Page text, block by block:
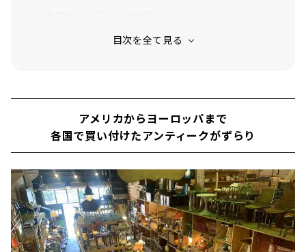
アメリカからヨーロッパまで
各国で買い付けたアンティークがずらり